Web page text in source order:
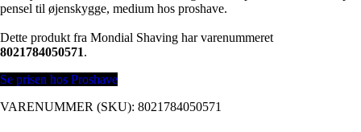
pensel til øjenskygge, medium hos proshave.
Dette produkt fra Mondial Shaving har varenummeret
8021784050571.
Se prisen hos Proshave
VARENUMMER (SKU): 8021784050571